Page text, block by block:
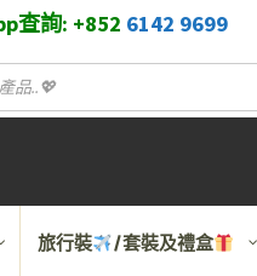
查詢: +852 6142 9699
旅行裝 /套裝及禮盒